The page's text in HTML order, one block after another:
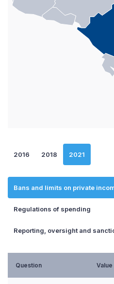
2016 2018 2021
Bans and limits on private
Regulations of spending
Reporting, oversight and
Question Value